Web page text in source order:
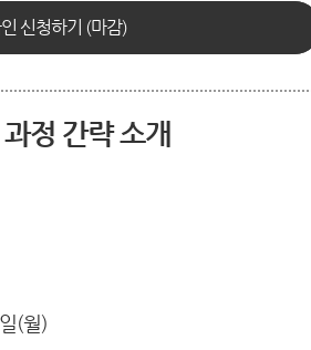
신청하기 (마감)
정 간략 소개
(월)